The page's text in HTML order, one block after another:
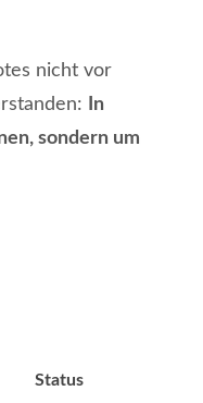
nicht vor
In
sondern um
Status